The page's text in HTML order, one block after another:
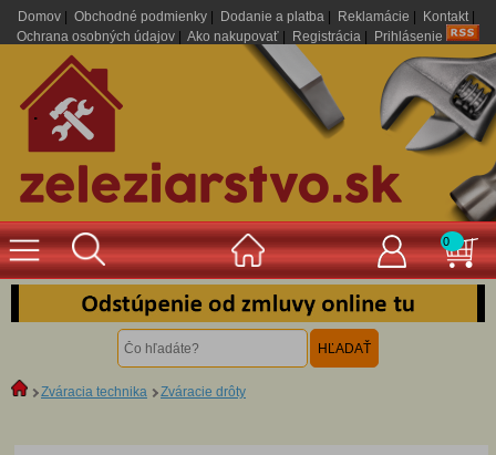
Domov Obchodné podmienky Dodanie a platba Reklamácie Kontakt|
Ochrana osobných údajov
Ako nakupovať Registrácia Prihlásenie
.
0
Zváracia technika Zváracie drôty